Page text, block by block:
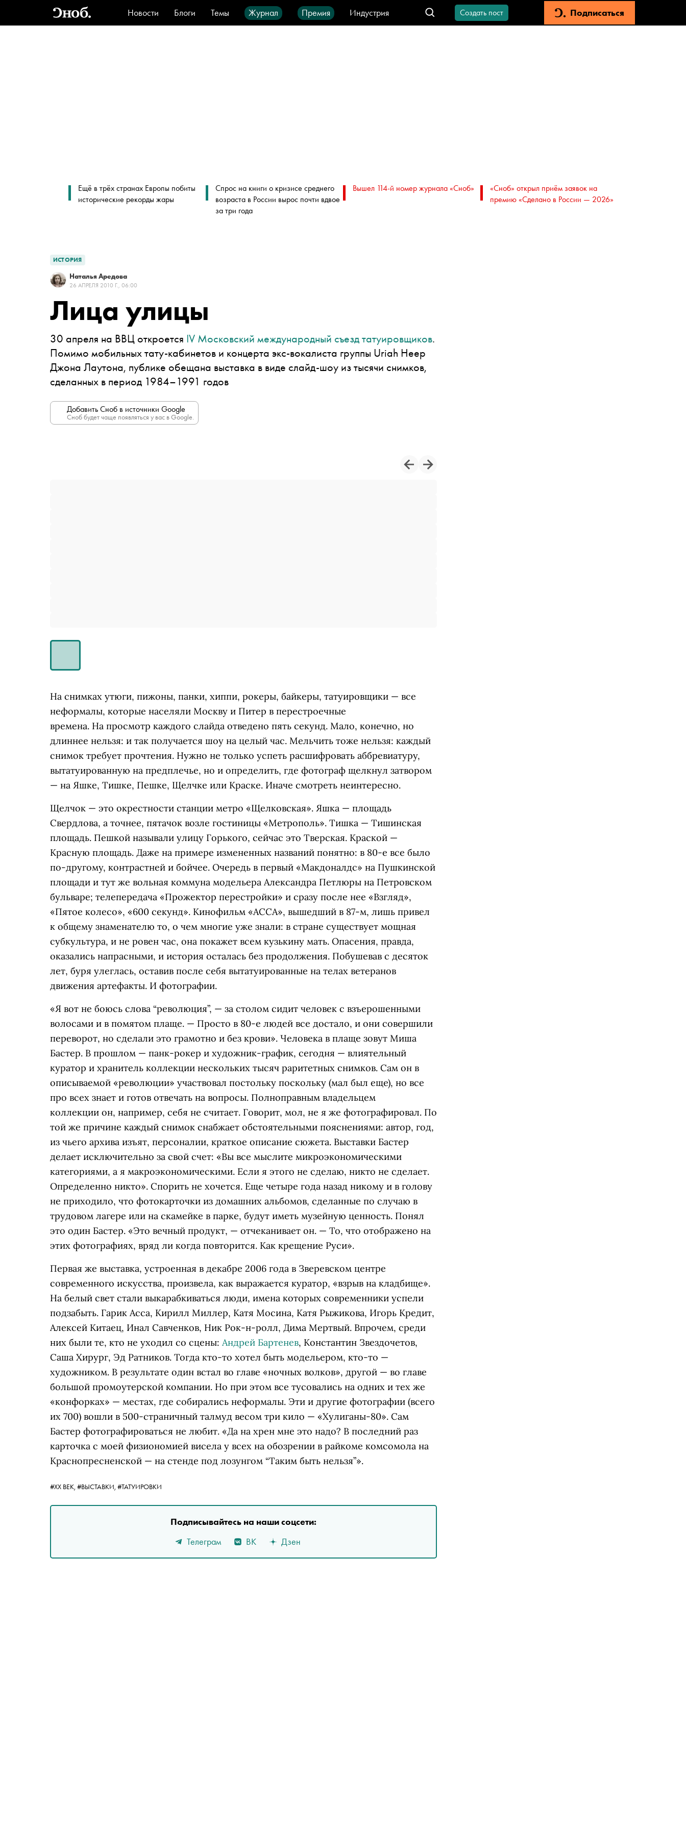
Новости Блоги Темы Журнал Премия
Индустрия
Стиль
Видео Город IT-продукты
Создать пост Подписаться
Ещё в трёх странах Европы побиты
исторические рекорды жары
Спрос на книги о кризисе среднего
возраста в России вырос почти вдвое
за три года
Вышел 114-й номер журнала «Сноб»
«Сноб» открыл приём заявок на
премию «Сделано в России — 2026»
ИСТОРИЯ
Наталья Аредова
26 АПРЕЛЯ 2010 Г., 06:00
Лица улицы
30 апреля на ВВЦ откроется IV Московский международный съезд татуировщиков.
Помимо мобильных тату-кабинетов и концерта экс-вокалиста группы Uriah Heep
Джона Лаутона, публике обещана выставка в виде слайд-шоу из тысячи снимков,
сделанных в период 1984–1991 годов
Добавить Сноб в источники Google
Сноб будет чаще появляться у вас в Google.
На снимках утюги, пижоны, панки, хиппи, рокеры, байкеры, татуировщики — все
неформалы, которые населяли Москву и Питер в перестроечные
времена. На просмотр каждого слайда отведено пять секунд. Мало, конечно, но
длиннее нельзя: и так получается шоу на целый час. Мельчить тоже нельзя: каждый
снимок требует прочтения. Нужно не только успеть расшифровать аббревиатуру,
вытатуированную на предплечье, но и определить, где фотограф щелкнул затвором
— на Яшке, Тишке, Пешке, Щелчке или Краске. Иначе смотреть неинтересно.
Щелчок — это окрестности станции метро «Щелковская». Яшка — площадь
Свердлова, а точнее, пятачок возле гостиницы «Метрополь». Тишка — Тишинская
площадь. Пешкой называли улицу Горького, сейчас это Тверская. Краской —
Красную площадь. Даже на примере измененных названий понятно: в 80-е все было
по-другому, контрастней и бойчее. Очередь в первый «Макдоналдс» на Пушкинской
площади и тут же вольная коммуна модельера Александра Петлюры на Петровском
бульваре; телепередача «Прожектор перестройки» и сразу после нее «Взгляд»,
«Пятое колесо», «600 секунд». Кинофильм «АССА», вышедший в 87-м, лишь привел
к общему знаменателю то, о чем многие уже знали: в стране существует мощная
субкультура, и не ровен час, она покажет всем кузькину мать. Опасения, правда,
оказались напрасными, и история осталась без продолжения. Побушевав с десяток
лет, буря улеглась, оставив после себя вытатуированные на телах ветеранов
движения артефакты. И фотографии.
«Я вот не боюсь слова “революция”, — за столом сидит человек с взъерошенными
волосами и в помятом плаще. — Просто в 80-е людей все достало, и они совершили
переворот, но сделали это грамотно и без крови». Человека в плаще зовут Миша
Бастер. В прошлом — панк-рокер и художник-график, сегодня — влиятельный
куратор и хранитель коллекции нескольких тысяч раритетных снимков. Сам он в
описываемой «революции» участвовал постольку поскольку (мал был еще), но все
про всех знает и готов отвечать на вопросы. Полноправным владельцем
коллекции он, например, себя не считает. Говорит, мол, не я же фотографировал. По
той же причине каждый снимок снабжает обстоятельными пояснениями: автор, год,
из чьего архива изъят, персоналии, краткое описание сюжета. Выставки Бастер
делает исключительно за свой счет: «Вы все мыслите микроэкономическими
категориями, а я макроэкономическими. Если я этого не сделаю, никто не сделает.
Определенно никто». Спорить не хочется. Еще четыре года назад никому и в голову
не приходило, что фотокарточки из домашних альбомов, сделанные по случаю в
трудовом лагере или на скамейке в парке, будут иметь музейную ценность. Понял
это один Бастер. «Это вечный продукт, — отчеканивает он. — То, что отображено на
этих фотографиях, вряд ли когда повторится. Как крещение Руси».
Первая же выставка, устроенная в декабре 2006 года в Зверевском центре
современного искусства, произвела, как выражается куратор, «взрыв на кладбище».
На белый свет стали выкарабкиваться люди, имена которых современники успели
подзабыть. Гарик Асса, Кирилл Миллер, Катя Мосина, Катя Рыжикова, Игорь Кредит,
Алексей Китаец, Инал Савченков, Ник Рок-н-ролл, Дима Мертвый. Впрочем, среди
них были те, кто не уходил со сцены: Андрей Бартенев, Константин Звездочетов,
Саша Хирург, Эд Ратников. Тогда кто-то хотел быть модельером, кто-то —
художником. В результате один встал во главе «ночных волков», другой — во главе
большой промоутерской компании. Но при этом все тусовались на одних и тех же
«конфорках» — местах, где собирались неформалы. Эти и другие фотографии (всего
их 700) вошли в 500-страничный талмуд весом три кило — «Хулиганы-80». Сам
Бастер фотографироваться не любит. «Да на хрен мне это надо? В последний раз
карточка с моей физиономией висела у всех на обозрении в райкоме комсомола на
Краснопресненской — на стенде под лозунгом “Таким быть нельзя”».
#ХХ ВЕК, #ВЫСТАВКИ, #ТАТУИРОВКИ
Подписывайтесь на наши соцсети:
Телеграм
ВК Дзен